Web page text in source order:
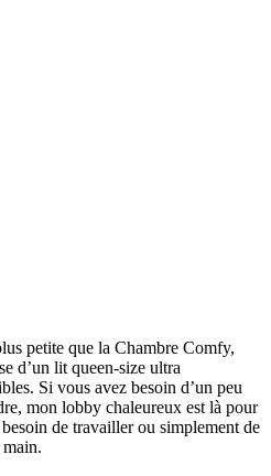
petite que la Chambre Comfy,
d’un lit queen-size ultra
Si vous avez besoin d’un peu
mon lobby chaleureux est là pour
de travailler ou simplement de
main.